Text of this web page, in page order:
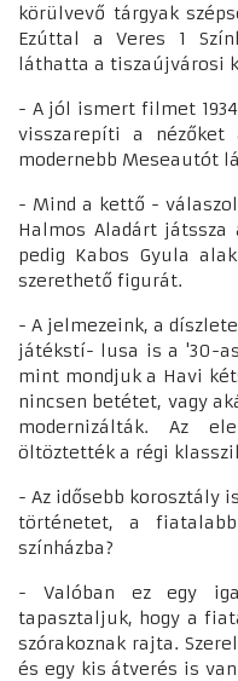
körülvevő tárgyak
Ezúttal a Veres 1
láthatta a tiszaújvárosi
- A jól ismert filmet
visszarepíti a nézőket
modernebb Meseautót
- Mind a kettő -
Halmos Aladárt
pedig Kabos Gyula
szerethető figurát.
- A jelmezeink, a
játékstí- lusa is a '30-
mint mondjuk a Havi
nincsen betétet, vagy
modernizálták. Az
öltöztették a régi
- Az idősebb korosztály
történetet, a
színházba?
- Valóban ez egy
tapasztaljuk, hogy a
szórakoznak rajta.
és egy kis átverés is van